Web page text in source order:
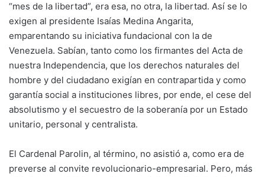
“mes de la libertad”, era esa, no otra, la libertad. Así se lo
exigen al presidente Isaías Medina Angarita,
emparentando su iniciativa fundacional con la de
Venezuela. Sabían, tanto como los firmantes del Acta de
nuestra Independencia, que los derechos naturales del
hombre y del ciudadano exigían en contrapartida y como
garantía social a instituciones libres, por ende, el cese del
absolutismo y el secuestro de la soberanía por un Estado
unitario, personal y centralista.
El Cardenal Parolin, al término, no asistió a, como era de
preverse al convite revolucionario-empresarial. Pero, más